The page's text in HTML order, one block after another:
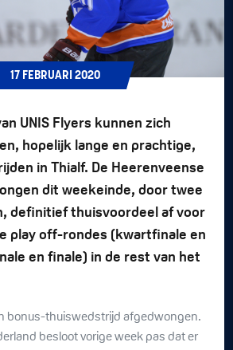
17 FEBRUARI 2020
UNIS Flyers kunnen zich
hopelijk lange en prachtige,
in Thialf. De Heerenveense
dit weekeinde, door twee
definitief thuisvoordeel af voor
play off-rondes (kwartfinale en
en finale) in de rest van het
bonus-thuiswedstrijd afgedwongen.
besloot vorige week pas dat er